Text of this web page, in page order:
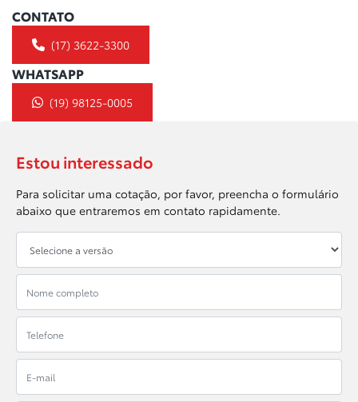
Estou interessado
Para solicitar uma cotação, por favor, preencha o formulário
abaixo que entraremos em contato rapidamente.
CONTATO
(17) 3622-3300
WHATSAPP
(19) 98125-0005